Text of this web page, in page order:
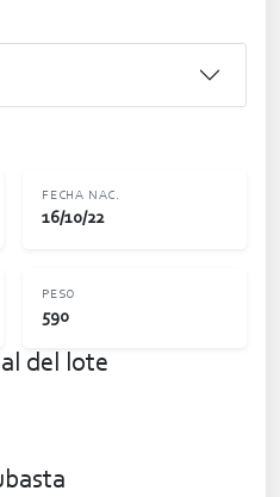
FECHA NAC.
16/10/22
PESO
590
del lote